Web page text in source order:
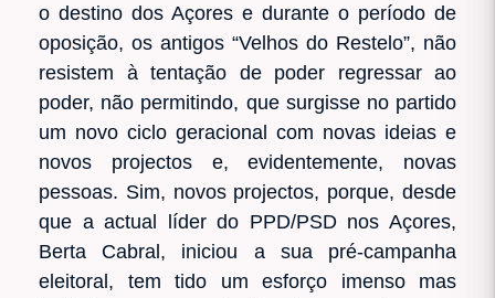
o destino dos Açores e durante o período de
oposição, os antigos “Velhos do Restelo”, não
resistem à tentação de poder regressar ao
poder, não permitindo, que surgisse no partido
um novo ciclo geracional com novas ideias e
novos projectos e, evidentemente, novas
pessoas. Sim, novos projectos, porque, desde
que a actual líder do PPD/PSD nos Açores,
Berta Cabral, iniciou a sua pré-campanha
eleitoral, tem tido um esforço imenso mas